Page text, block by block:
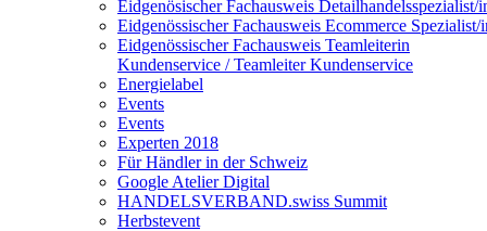
Eidgenösischer Fachausweis Detailhandelsspezialist/
Eidgenössischer Fachausweis Ecommerce Spezialist/
Eidgenössischer Fachausweis Teamleiterin
Kundenservice / Teamleiter Kundenservice
Energielabel
Events
Events
Experten 2018
Für Händler in der Schweiz
Google Atelier Digital
HANDELSVERBAND.swiss Summit
Herbstevent